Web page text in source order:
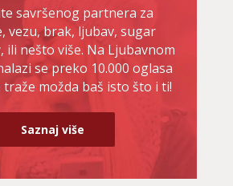
savršenog partnera za
vezu, brak, ljubav, sugar
ili nešto više. Na Ljubavnom
se preko 10.000 oglasa
možda baš isto što i ti!
Saznaj više